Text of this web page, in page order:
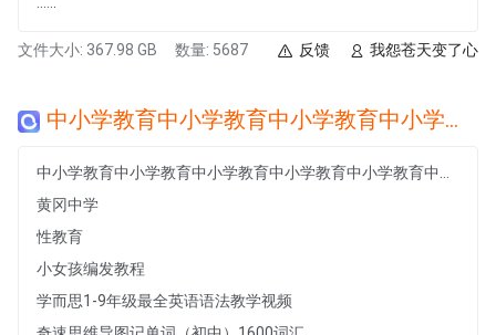
文件大小: 367.98 GB 数量: 5687 我怨苍天变了心
反馈
中小学教育中小学教育中小学教育中小学教育中小学教育中小学教育中小学教育中小学教育中小学教育中小学教育中小学教育中小学教育
黄冈中学
性教育
小女孩编发教程
学而思1-9年级最全英语语法教学视频